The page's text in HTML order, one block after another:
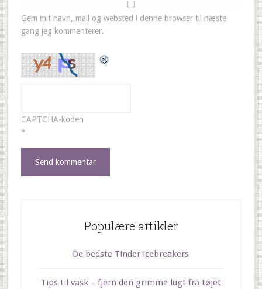
Gem mit navn, mail og websted i denne browser til næste
gang jeg kommenterer.
CAPTCHA-koden
*
Populære artikler
De bedste Tinder icebreakers
Tips til vask – fjern den grimme lugt fra tøjet